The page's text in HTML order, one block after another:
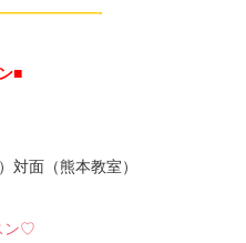
■
対面（熊本教室）
ン♡